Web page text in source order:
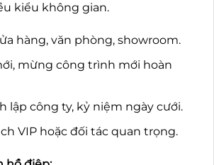
kiểu không gian.
hàng, văn phòng, showroom.
mừng công trình mới hoàn
lập công ty, kỷ niệm ngày cưới.
VIP hoặc đối tác quan trọng.